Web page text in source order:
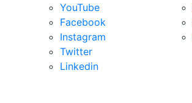
YouTube
Facebook
Instagram
Twitter
Linkedin